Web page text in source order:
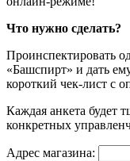
Что нужно сделать?
Проинспектировать
«Башспирт» и дать
короткий чек-лист с
Каждая анкета будет
конкретных
Адрес магазина: